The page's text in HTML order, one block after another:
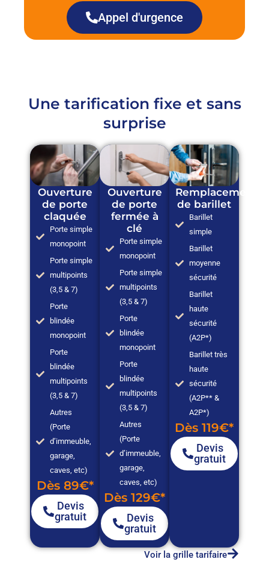
Appel d'urgence
Une tarification fixe et sans
surprise
Ouverture
de porte
claquée
Porte simple
monopoint
Porte simple
multipoints
(3,5 & 7)
Porte
blindée
monopoint
Porte
blindée
multipoints
(3,5 & 7)
Autres
(Porte
d’immeuble,
garage,
caves, etc)
Dès 89€*
Devis
gratuit
Ouverture
de porte
fermée à
clé
Porte simple
monopoint
Porte simple
multipoints
(3,5 & 7)
Porte
blindée
monopoint
Porte
blindée
multipoints
(3,5 & 7)
Autres
(Porte
d’immeuble,
garage,
caves, etc)
Dès 129€*
Devis
gratuit
Remplacement
de barillet
Barillet
simple
Barillet
moyenne
sécurité
Barillet
haute
sécurité
(A2P*)
Barillet très
haute
sécurité
(A2P** &
A2P*)
Dès 119€*
Devis
gratuit
Voir la grille tarifaire